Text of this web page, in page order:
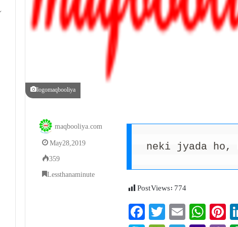
logomaqbooliya
neki jyada ho,
Post Views:774
Fa T E W
maqbooliya.com
May 28, 2019
359
Less than a minute